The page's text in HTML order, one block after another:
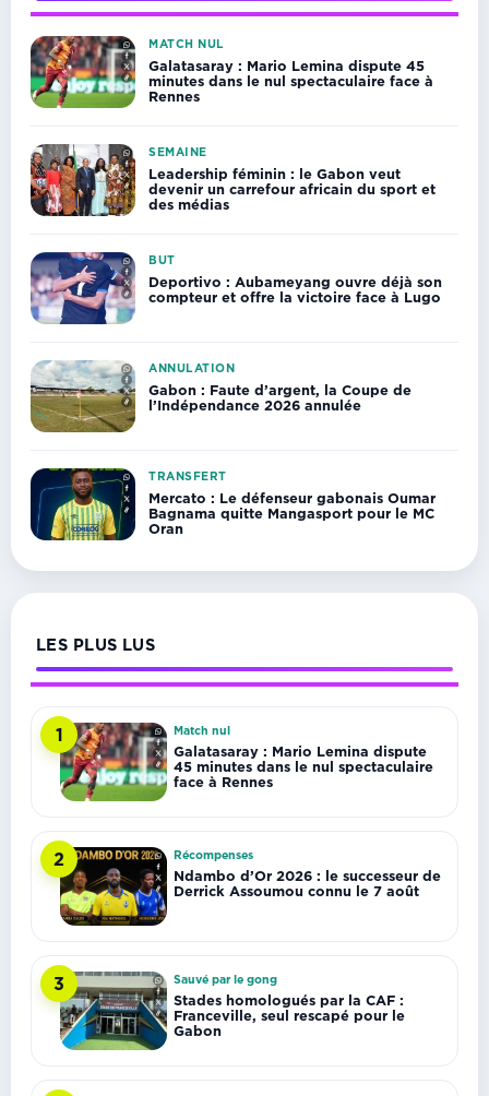
MATCH NUL
Galatasaray : Mario Lemina dispute 45
minutes dans le nul spectaculaire face à
Rennes
SEMAINE
Leadership féminin : le Gabon veut
devenir un carrefour africain du sport et
des médias
BUT
Deportivo : Aubameyang ouvre déjà son
compteur et offre la victoire face à Lugo
ANNULATION
Gabon : Faute d’argent, la Coupe de
l’Indépendance 2026 annulée
TRANSFERT
Mercato : Le défenseur gabonais Oumar
Bagnama quitte Mangasport pour le MC
Oran
LES PLUS LUS
1 Match nul
Galatasaray : Mario Lemina dispute
45 minutes dans le nul spectaculaire
face à Rennes
2 Récompenses
Ndambo d’Or 2026 : le successeur de
Derrick Assoumou connu le 7 août
3 Sauvé par le gong
Stades homologués par la CAF :
Franceville, seul rescapé pour le
Gabon